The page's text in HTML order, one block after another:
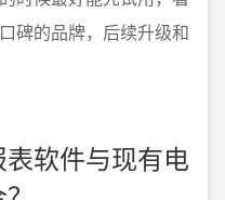
碑的品牌，后续升级和
软件与现有电